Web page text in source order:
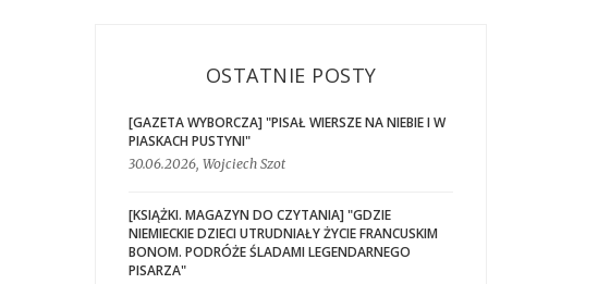
OSTATNIE POSTY
[GAZETA WYBORCZA] "PISAŁ WIERSZE NA NIEBIE I W
PIASKACH PUSTYNI"
30.06.2026, Wojciech Szot
[KSIĄŻKI. MAGAZYN DO CZYTANIA] "GDZIE
NIEMIECKIE DZIECI UTRUDNIAŁY ŻYCIE FRANCUSKIM
BONOM. PODRÓŻE ŚLADAMI LEGENDARNEGO
PISARZA"